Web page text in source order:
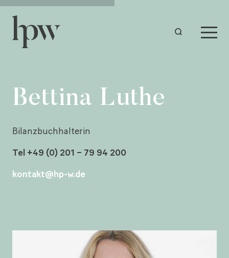
Bettina Luthe
Bilanzbuchhalterin
Tel +49 (0) 201 – 79 94 200
kontakt@hp-w.de